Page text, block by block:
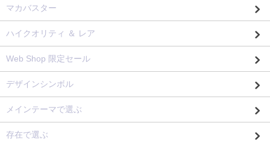
マカバスター
ハイクオリティ ＆ レア
Web Shop 限定セール
デザインシンボル
メインテーマで選ぶ
存在で選ぶ